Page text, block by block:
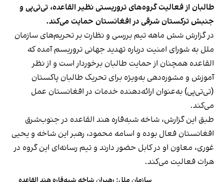
طالبان از فعالیت گروه‌های تروریستی نظیر القاعده، تی‌تی‌پی و
جنبش ترکستان شرقی در افغانستان حمایت می‌کند.
در گزارش شش ماهه تیم بررسی و نظارت بر تحریم‌های سازمان
ملل به شورای امنیت درباره تهدید جهانی تروریسم آمده که
القاعده همچنان از حمایت طالبان برخوردار است و از نظر
آموزش و مشوره‌دهی به‌ویژه برای تحریک طالبان پاکستان
(تی‌تی‌پی) به‌عنوان ارائه‌دهنده خدمات در افغانستان عمل
می‌کند.
طبق این گزارش، شاخه شبه‌قاره هند القاعده در جنوب‌شرق
افغانستان فعال بوده و اسامه محمود، رهبر این شاخه و یحیی
غوری، معاون او در کابل حضور دارند و تیم رسانه‌ای این گروه در
هرات فعالیت می‌کند.